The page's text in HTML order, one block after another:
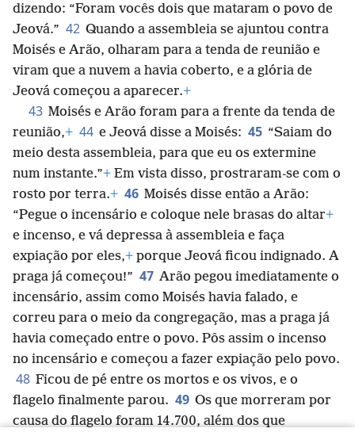
dizendo: “Foram vocês dois que mataram o povo de
Jeová.” 42 Quando a assembleia se ajuntou contra
Moisés e Arão, olharam para a tenda de reunião e
viram que a nuvem a havia coberto, e a glória de
Jeová começou a aparecer.+
43 Moisés e Arão foram para a frente da tenda de
reunião,+ 44 e Jeová disse a Moisés: 45 “Saiam do
meio desta assembleia, para que eu os extermine
num instante.”+ Em vista disso, prostraram-se com o
rosto por terra.+ 46 Moisés disse então a Arão:
“Pegue o incensário e coloque nele brasas do altar+
e incenso, e vá depressa à assembleia e faça
expiação por eles,+ porque Jeová ficou indignado. A
praga já começou!” 47 Arão pegou imediatamente o
incensário, assim como Moisés havia falado, e
correu para o meio da congregação, mas a praga já
havia começado entre o povo. Pôs assim o incenso
no incensário e começou a fazer expiação pelo povo.
48 Ficou de pé entre os mortos e os vivos, e o
flagelo finalmente parou. 49 Os que morreram por
causa do flagelo foram 14.700, além dos que